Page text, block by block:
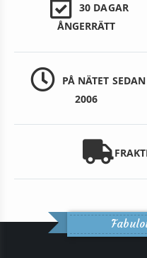
30 DAGAR
ÅNGERRÄTT
PÅ NÄTET SEDAN
2006